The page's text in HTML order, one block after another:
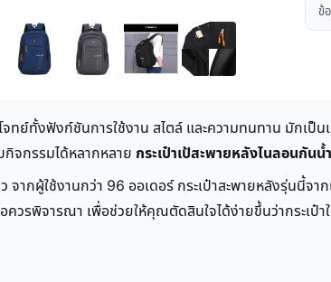
ข้
จทย์ทั้งฟังก์ชันการใช้งาน สไตล์ และความทนทาน มัก
จกรรมได้หลากหลาย กระเป๋าเป้สะพายหลังไนลอนกันน้
ากผู้ใช้งานกว่า 96 ออเดอร์ กระเป๋าสะพายหลังรุ่นนี้จ
วรพิจารณา เพื่อช่วยให้คุณตัดสินใจได้ง่ายขึ้นว่ากระเป๋